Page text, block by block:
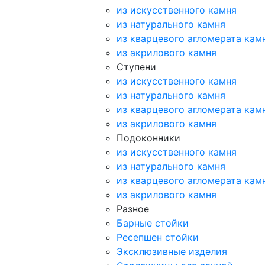
из искусственного камня
из натурального камня
из кварцевого агломерата
из акрилового камня
Ступени
из искусственного камня
из натурального камня
из кварцевого агломерата
из акрилового камня
Подоконники
из искусственного камня
из натурального камня
из кварцевого агломерата
из акрилового камня
Разное
Барные стойки
Ресепшен стойки
Эксклюзивные изделия